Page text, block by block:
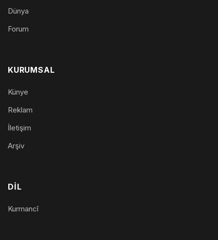
Dünya
Forum
KURUMSAL
Künye
Reklam
İletişim
Arşiv
DIL
Kurmancî